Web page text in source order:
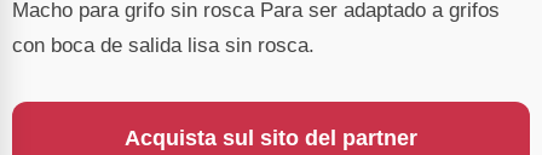
Macho para grifo sin rosca Para ser adaptado a grifos
con boca de salida lisa sin rosca.
Acquista sul sito del partner